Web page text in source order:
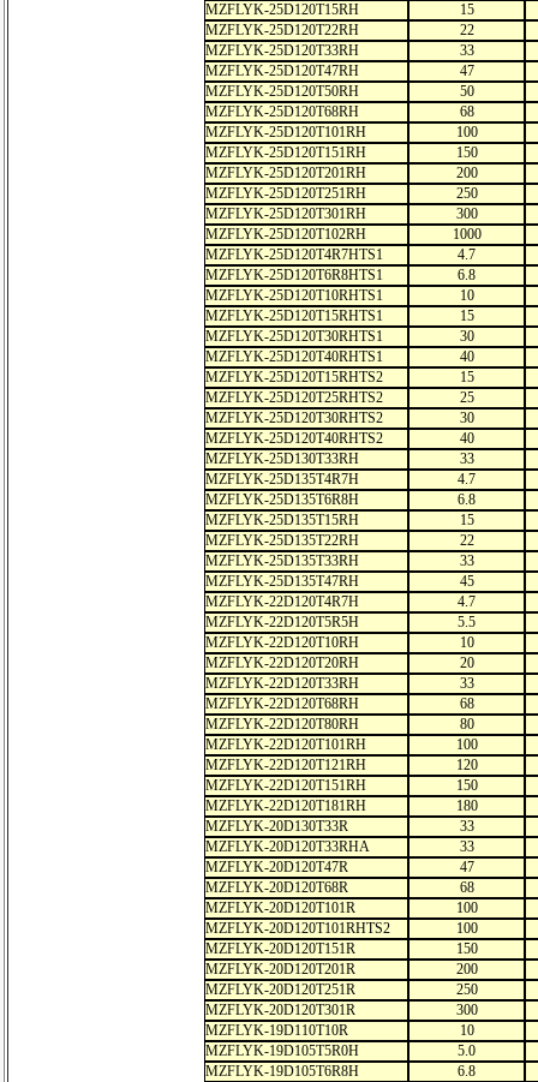
MZFLYK-25D120T15RH
15
MZFLYK-25D120T22RH
22
MZFLYK-25D120T33RH
33
MZFLYK-25D120T47RH
47
MZFLYK-25D120T50RH
50
MZFLYK-25D120T68RH
68
MZFLYK-25D120T101RH
100
MZFLYK-25D120T151RH
150
MZFLYK-25D120T201RH
200
MZFLYK-25D120T251RH
250
MZFLYK-25D120T301RH
300
MZFLYK-25D120T102RH
1000
MZFLYK-25D120T4R7HTS1
4.7
MZFLYK-25D120T6R8HTS1
6.8
MZFLYK-25D120T10RHTS1
10
MZFLYK-25D120T15RHTS1
15
MZFLYK-25D120T30RHTS1
30
MZFLYK-25D120T40RHTS1
40
MZFLYK-25D120T15RHTS2
15
MZFLYK-25D120T25RHTS2
25
MZFLYK-25D120T30RHTS2
30
MZFLYK-25D120T40RHTS2
40
MZFLYK-25D130T33RH
33
MZFLYK-25D135T4R7H
4.7
MZFLYK-25D135T6R8H
6.8
MZFLYK-25D135T15RH
15
MZFLYK-25D135T22RH
22
MZFLYK-25D135T33RH
33
MZFLYK-25D135T47RH
45
MZFLYK-22D120T4R7H
4.7
MZFLYK-22D120T5R5H
5.5
MZFLYK-22D120T10RH
10
MZFLYK-22D120T20RH
20
MZFLYK-22D120T33RH
33
MZFLYK-22D120T68RH
68
MZFLYK-22D120T80RH
80
MZFLYK-22D120T101RH
100
MZFLYK-22D120T121RH
120
MZFLYK-22D120T151RH
150
MZFLYK-22D120T181RH
180
MZFLYK-20D130T33R
33
MZFLYK-20D120T33RHA
33
MZFLYK-20D120T47R
47
MZFLYK-20D120T68R
68
MZFLYK-20D120T101R
100
MZFLYK-20D120T101RHTS2
100
MZFLYK-20D120T151R
150
MZFLYK-20D120T201R
200
MZFLYK-20D120T251R
250
MZFLYK-20D120T301R
300
MZFLYK-19D110T10R
10
MZFLYK-19D105T5R0H
5.0
MZFLYK-19D105T6R8H
6.8